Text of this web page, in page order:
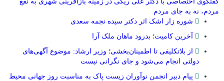
مردم، نه به جای مردم
شوره زار اشک اثر دکتر سیده نجمه سعدی
​آخرین کامیت؛ بدرود ماهان ملک آرا
از بلاتکلیفی تا اطمینان‌بخشی؛ وزیر ارشاد: موضوع آگهی‌های
دولتی انجام می‌شود و جای نگرانی نیست
پیام دبیر انجمن نوآوران زیست پاک به مناسبت روز جهانی محیط